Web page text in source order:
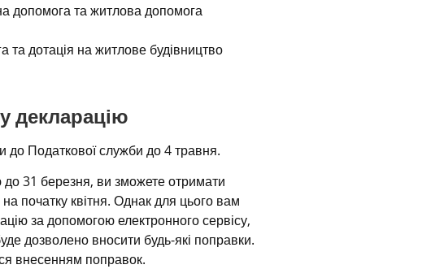
допомога та житлова допомога
та дотація на житлове будівництво
декларацію
до Податкової служби до 4 травня.
31 березня, ви зможете отримати
початку квітня. Однак для цього вам
за допомогою електронного сервісу,
дозволено вносити будь-які поправки.
внесенням поправок.